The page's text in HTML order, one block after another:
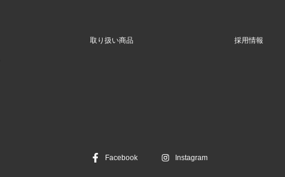
取り扱い商品 採用情報
Facebook Instagram